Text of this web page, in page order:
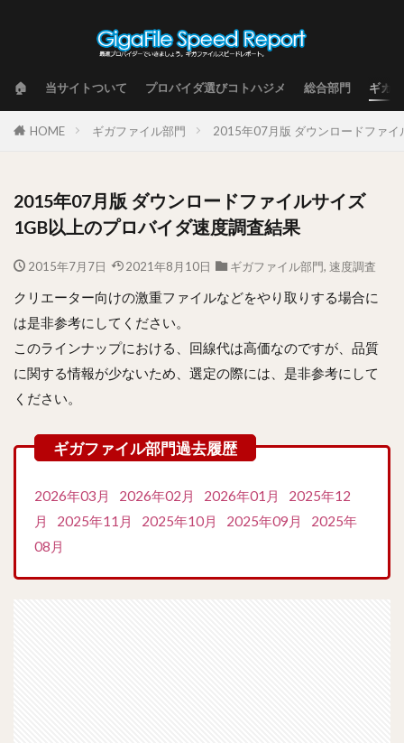
🏠 当サイトついて プロバイダ選びコトハジメ 総合部門 ギガ
HOME ギガファイル部門 2015年07月版 ダウンロードファ
2015年07月版 ダウンロードファイルサイズ
1GB以上のプロバイダ速度調査結果
2015年7月7日 2021年8月10日 ギガファイル部門, 速度調査
クリエーター向けの激重ファイルなどをやり取りする場合に
は是非参考にしてください。
このラインナップにおける、回線代は高価なのですが、品質
に関する情報が少ないため、選定の際には、是非参考にして
ください。
2026年03月 2026年02月 2026年01月
2025年12
月
2025年11月 2025年10月 2025年09月
2025年
08月